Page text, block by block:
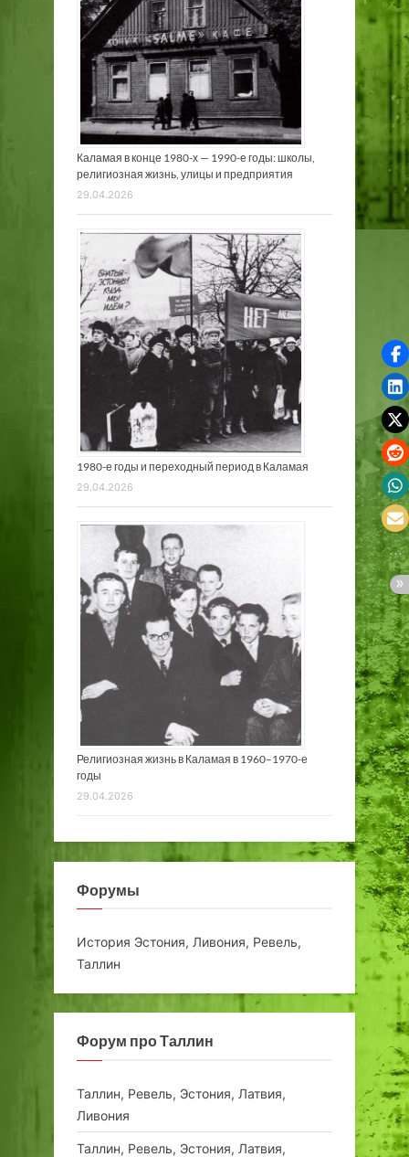
Каламая в конце 1980-х — 1990-е годы: школы,
религиозная жизнь, улицы и предприятия
29.04.2026
1980-е годы и переходный период в Каламая
29.04.2026
Религиозная жизнь в Каламая в 1960–1970-е
годы
29.04.2026
Форумы
История Эстония, Ливония, Ревель,
Таллин
Форум про Таллин
Таллин, Ревель, Эстония, Латвия,
Ливония
Таллин, Ревель, Эстония, Латвия,